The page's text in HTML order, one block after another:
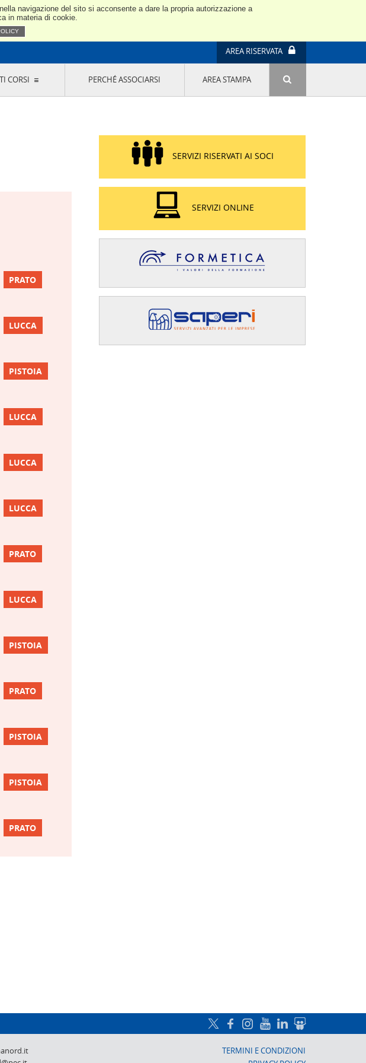
navigazione del sito si acconsente a dare la propria autorizzazione a
in materia di cookie.
Nord
AREA RISERVATA
EDIZIONE
PROGETTO LU.ME.
IL MANAGER DELLA SOSTENIBILITÀ NEL
DISTRETTO TESSILE PRATESE
GRUPPO IMPRENDITORIA FEMMINILE
SOSTENIBILITÀ
CORSI PERCHÉ ASSOCIARSI AREA STAMPA
PRATO
LUCCA
PISTOIA
LUCCA
LUCCA
LUCCA
PRATO
LUCCA
PISTOIA
PRATO
PISTOIA
PISTOIA
PRATO
SERVIZI RISERVATI AI SOCI
SERVIZI ONLINE
TERMINI E CONDIZIONI